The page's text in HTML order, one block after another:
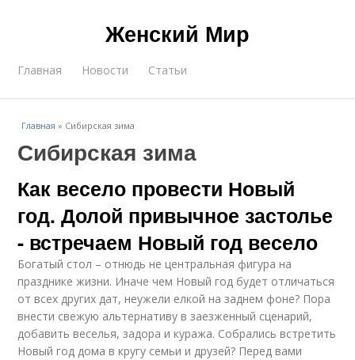
Женский Мир
Главная Новости Статьи
Главная » Сибирская зима
Сибирская зима
Как весело провести Новый
год. Долой привычное застолье
- встречаем Новый год весело
Богатый стол – отнюдь не центральная фигура на
празднике жизни. Иначе чем Новый год будет отличаться
от всех других дат, неужели елкой на заднем фоне? Пора
внести свежую альтернативу в заезженный сценарий,
добавить веселья, задора и куража. Собрались встретить
Новый год дома в кругу семьи и друзей? Перед вами